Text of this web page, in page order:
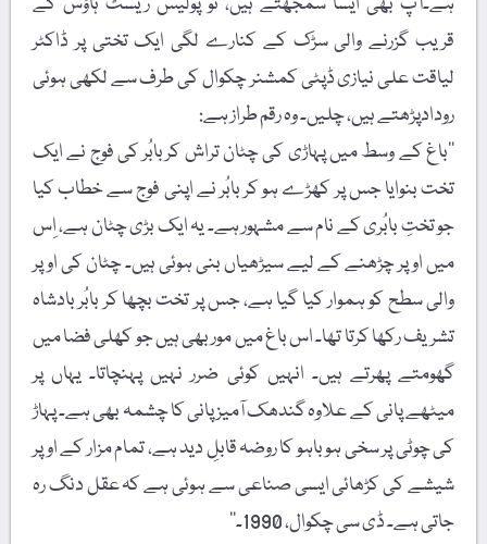
قریب گزرنے والی سڑک کے کنارے لگی ایک تختی پر ڈاکٹر
لیاقت علی نیازی ڈپٹی کمشنر چکوال کی طرف سے لکھی ہوئی
رودادپڑھتے ہیں، چلیں۔ وہ رقم طراز ہے:
’’باغ کے وسط میں پہاڑی کی چٹان تراش کربابُر کی فوج نے ایک
تخت بنوایا جس پر کھڑے ہو کر بابُر نے اپنی فوج سے خطاب کیا
جو تختِ بابُری کے نام سے مشہور ہے۔ یہ ایک بڑی چٹان ہے، اِس
میں اوپر چڑھنے کے لیے سیڑھیاں بنی ہوئی ہیں۔ چٹان کی اوپر
والی سطح کو ہموار کیا گیا ہے، جس پر تخت بچھا کر بابُر بادشاہ
تشریف رکھا کرتا تھا۔ اس باغ میں مور بھی ہیں جو کھلی فضا میں
گھومتے پھرتے ہیں۔ انہیں کوئی ضرر نہیں پہنچاتا۔ یہاں پر
میٹھے پانی کے علاوہ گندھک آمیز پانی کا چشمہ بھی ہے۔ پہاڑ
کی چوٹی پر سخی ہو باہو کا روضہ قابلِ دید ہے، تمام مزار کے اوپر
شیشے کی کڑھائی ایسی صناعی سے ہوئی ہے کہ عقل دنگ رہ
جاتی ہے۔ ڈی سی چکوال، 1990۔‘‘